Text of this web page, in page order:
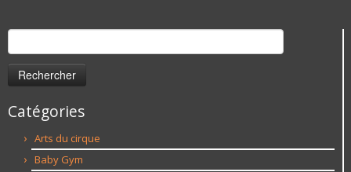
Rechercher :
Catégories
Arts du cirque
Baby Gym